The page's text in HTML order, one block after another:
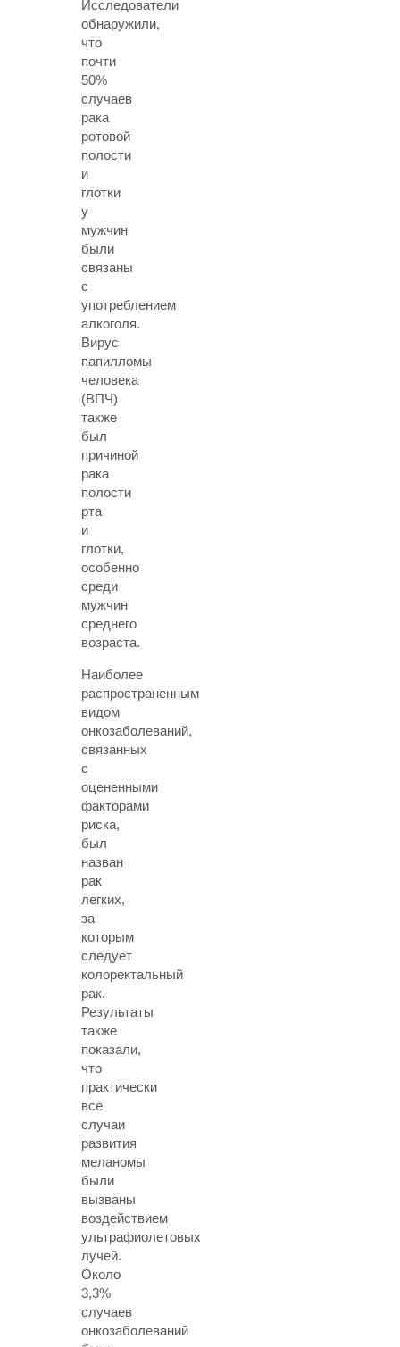
Исследователи
обнаружили,
что
почти
50%
случаев
рака
ротовой
полости
и
глотки
у
мужчин
были
связаны
с
употреблением
алкоголя.
Вирус
папилломы
человека
(ВПЧ)
также
был
причиной
рака
полости
рта
и
глотки,
особенно
среди
мужчин
среднего
возраста.
Наиболее
распространенным
видом
онкозаболеваний,
связанных
с
оцененными
факторами
риска,
был
назван
рак
легких,
за
которым
следует
колоректальный
рак.
Результаты
также
показали,
что
практически
все
случаи
развития
меланомы
были
вызваны
воздействием
ультрафиолетовых
лучей.
Около
3,3%
случаев
онкозаболеваний